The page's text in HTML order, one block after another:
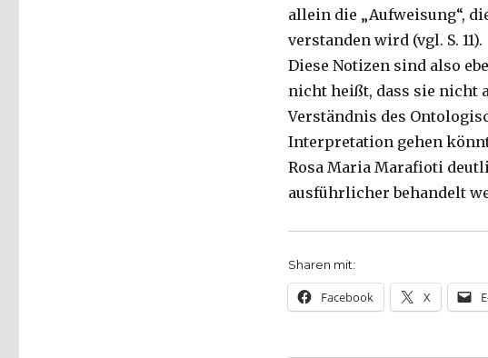
allein die „Aufweisung“,
verstanden wird (vgl. S. 11).
Diese Notizen sind also
nicht heißt, dass sie nicht
Verständnis des
Interpretation gehen
Rosa Maria Marafioti
ausführlicher behandelt
Sharen mit:
Facebook X